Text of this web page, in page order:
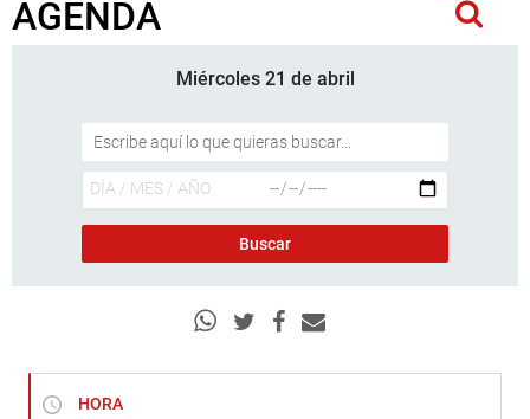
AGENDA
Miércoles 21 de abril
HORA